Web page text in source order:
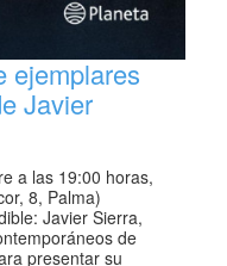
ejemplares
Javier
a las 19:00 horas,
8, Palma)
Javier Sierra,
de
presentar su